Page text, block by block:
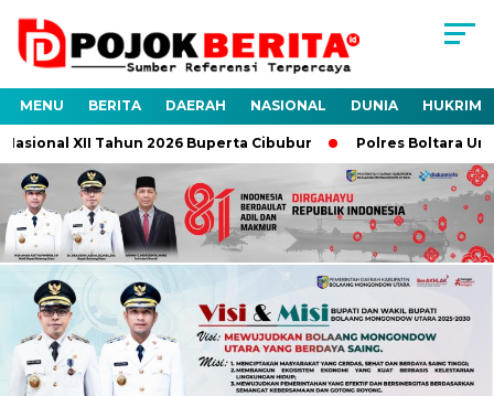
MENU BERITA DAERAH NASIONAL DUNIA HUKRIM
XII Tahun 2026 Buperta Cibubur Polres Boltara